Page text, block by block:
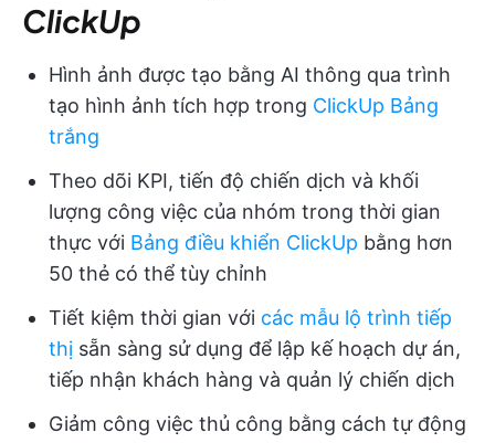
ClickUp
Hình ảnh được tạo bằng AI thông qua trình
tạo hình ảnh tích hợp trong ClickUp Bảng
trắng
Theo dõi KPI, tiến độ chiến dịch và khối
lượng công việc của nhóm trong thời gian
thực với Bảng điều khiển ClickUp bằng hơn
50 thẻ có thể tùy chỉnh
Tiết kiệm thời gian với các mẫu lộ trình tiếp
thị sẵn sàng sử dụng để lập kế hoạch dự án,
tiếp nhận khách hàng và quản lý chiến dịch
Giảm công việc thủ công bằng cách tự động